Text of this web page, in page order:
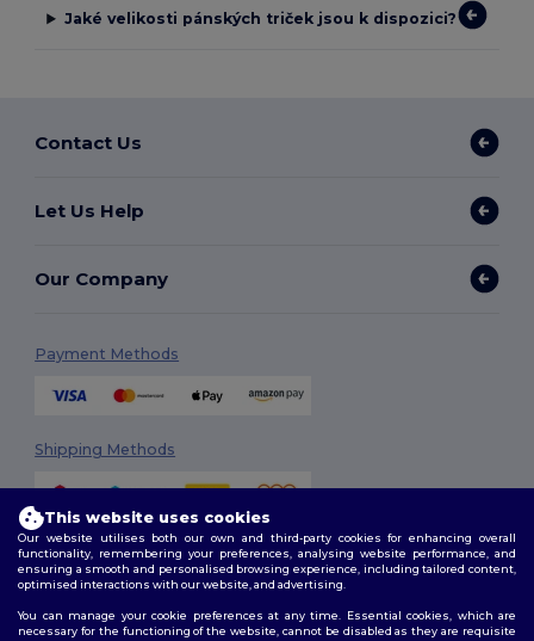
Jaké velikosti pánských triček jsou k dispozici?
Contact Us
Let Us Help
Our Company
Payment Methods
Shipping Methods
Follow Us
This website uses cookies
Our website utilises both our own and third-party cookies for enhancing overall
functionality, remembering your preferences, analysing website performance, and
ensuring a smooth and personalised browsing experience, including tailored content,
optimised interactions with our website, and advertising.
You can manage your cookie preferences at any time. Essential cookies, which are
necessary for the functioning of the website, cannot be disabled as they are requisite